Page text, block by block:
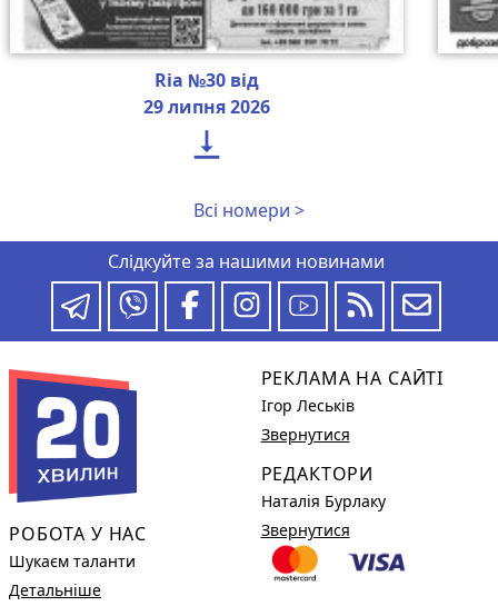
Ria №30 від
29 липня 2026

Всі номери >
Слідкуйте за нашими новинами
РОБОТА У НАС
Шукаєм таланти
Детальніше
РЕКЛАМА НА САЙТІ
Ігор Леськів
Звернутися
РЕДАКТОРИ
Наталія Бурлаку
Звернутися